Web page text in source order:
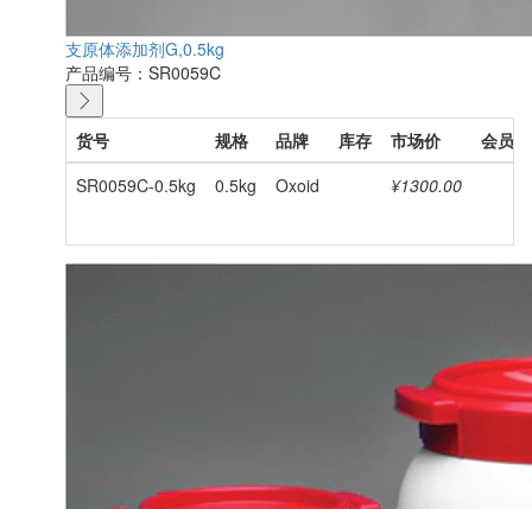
支原体添加剂G,0.5kg
产品编号：SR0059C
货号 规格 品牌 库存 市场价
会员价
SR0059C-0.5kg
0.5kg Oxoid ¥1300.00